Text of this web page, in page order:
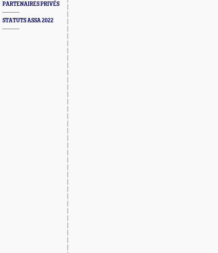
PARTENAIRES PRIVÉS
STATUTS ASSA 2022